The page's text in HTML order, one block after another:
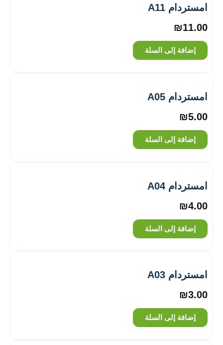
امستردام A11
₪11.00
إضافة إلى السلة
امستردام A05
₪5.00
إضافة إلى السلة
امستردام A04
₪4.00
إضافة إلى السلة
امستردام A03
₪3.00
إضافة إلى السلة